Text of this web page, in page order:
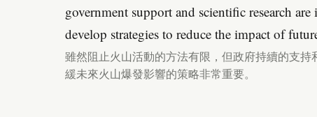
government support and scientific research
develop strategies to reduce the impact of
雖然阻止火山活動的方法有限，但政府持續的支
緩未來火山爆發影響的策略非常重要。